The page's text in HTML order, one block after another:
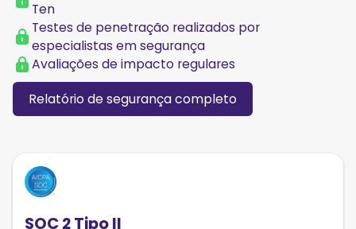
Ten
Testes de penetração realizados por
especialistas em segurança
Avaliações de impacto regulares
Relatório de segurança completo
SOC 2 Tipo II